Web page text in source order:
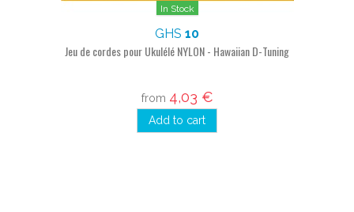
In Stock
GHS 10
Jeu de cordes pour Ukulélé NYLON - Hawaiian D-Tuning
from 4,03 €
Add to cart